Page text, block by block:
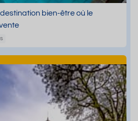
bien-être où le